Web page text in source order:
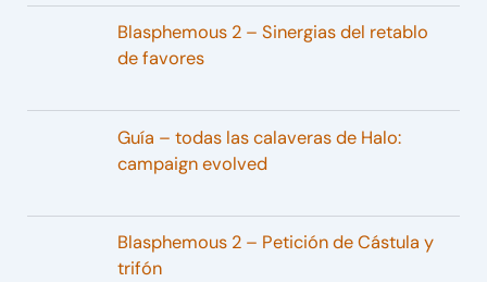
Blasphemous 2 – Sinergias del retablo
de favores
Guía – todas las calaveras de Halo:
campaign evolved
Blasphemous 2 – Petición de Cástula y
trifón